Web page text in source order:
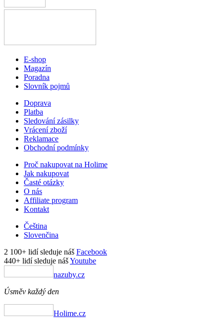
E-shop
Magazín
Poradna
Slovník pojmů
Doprava
Platba
Sledování zásilky
Vrácení zboží
Reklamace
Obchodní podmínky
Proč nakupovat na Holime
Jak nakupovat
Časté otázky
O nás
Affiliate program
Kontakt
Čeština
Slovenčina
2 100+ lidí sleduje náš Facebook
440+ lidí sleduje nášYoutube
nazuby.cz
Úsměv každý den
Holime.cz